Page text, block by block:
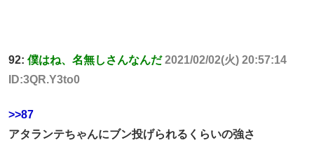
92: 僕はね、名無しさんなんだ 2021/02/02(火) 20:57:14
ID:3QR.Y3to0
>>87
アタランテちゃんにブン投げられるくらいの強さ